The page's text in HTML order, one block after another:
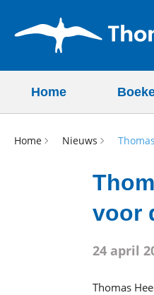
Home
Home Nieuws
voor
24 april
Thomas